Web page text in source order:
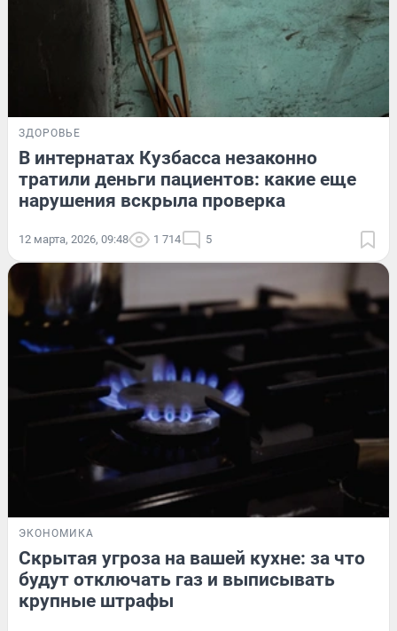
ЗДОРОВЬЕ
В интернатах Кузбасса незаконно
тратили деньги пациентов: какие еще
нарушения вскрыла проверка
12 марта, 2026, 09:48 1 714 5
ЭКОНОМИКА
Скрытая угроза на вашей кухне: за что
будут отключать газ и выписывать
крупные штрафы